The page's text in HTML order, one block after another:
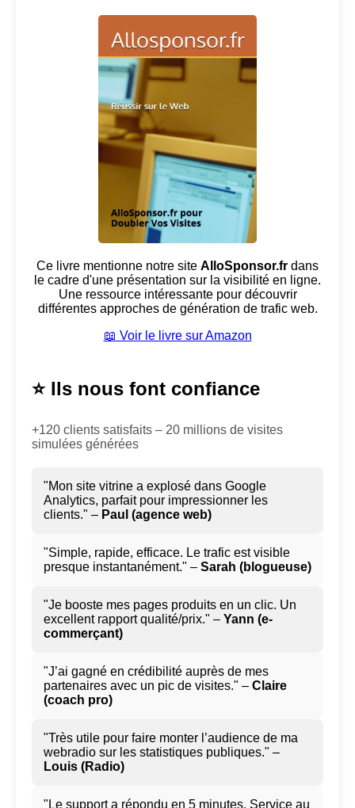
Ce livre mentionne notre site AlloSponsor.fr dans
le cadre d'une présentation sur la visibilité en ligne.
Une ressource intéressante pour découvrir
différentes approches de génération de trafic web.
📖 Voir le livre sur Amazon
⭐ Ils nous font confiance
+120 clients satisfaits – 20 millions de visites
simulées générées
"Mon site vitrine a explosé dans Google
Analytics, parfait pour impressionner les
clients." – Paul (agence web)
"Simple, rapide, efficace. Le trafic est visible
presque instantanément." – Sarah (blogueuse)
"Je booste mes pages produits en un clic. Un
excellent rapport qualité/prix." – Yann (e-
commerçant)
"J’ai gagné en crédibilité auprès de mes
partenaires avec un pic de visites." – Claire
(coach pro)
"Très utile pour faire monter l’audience de ma
webradio sur les statistiques publiques." –
Louis (Radio)
"Le support a répondu en 5 minutes. Service au